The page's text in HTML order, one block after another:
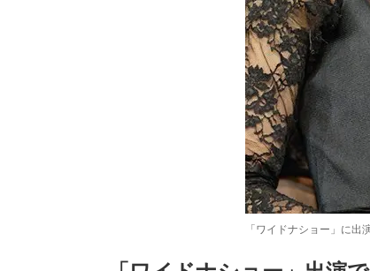
「ワイドナショー」に